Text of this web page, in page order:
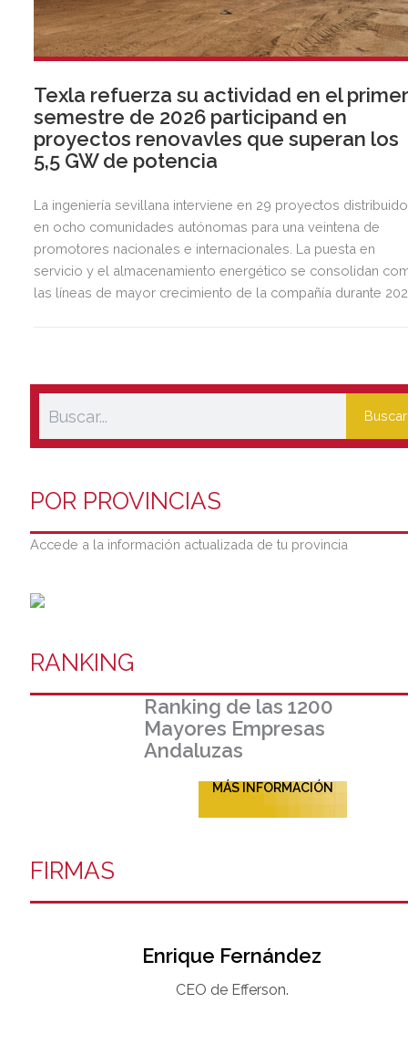
Texla refuerza su actividad en el
semestre de 2026 participand en
proyectos renovavles que superan los
5,5 GW de potencia
La ingeniería sevillana interviene en 29 proyectos
en ocho comunidades autónomas para una veintena de
promotores nacionales e internacionales. La puesta en
servicio y el almacenamiento energético se consolidan
las líneas de mayor crecimiento de la compañía durante
Buscar
POR PROVINCIAS
Accede a la información actualizada de tu provincia
RANKING
Ranking de las 1200
Mayores Empresas
Andaluzas
MÁS INFORMACIÓN
FIRMAS
Enrique Fernández
CEO de Efferson.